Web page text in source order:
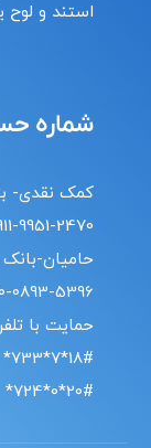
استند و لوح
شماره
کمک نقدی-
9951-2470
حامیان-
0893-5396
حمایت با
18#*7*733*
20#*0*724*